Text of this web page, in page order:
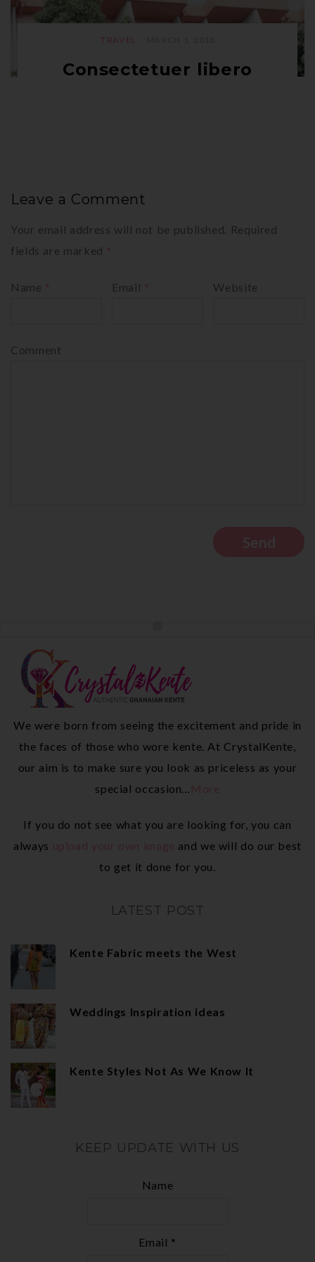
Consectetuer libero
Leave a Comment
Your email address will not be published. Required
fields are marked
Name Email Website
Comment
We were born from seeing the excitement and pride in
the faces of those who wore kente. At CrystalKente,
our aim is to make sure you look as priceless as your
special occasion…
If you do not see what you are looking for, you can
always
and we will do our best
to get it done for you.
LATEST POST
Kente Fabric meets the West
Weddings Inspiration ideas
Kente Styles Not As We Know It
KEEP UPDATE WITH US
Name
Email *